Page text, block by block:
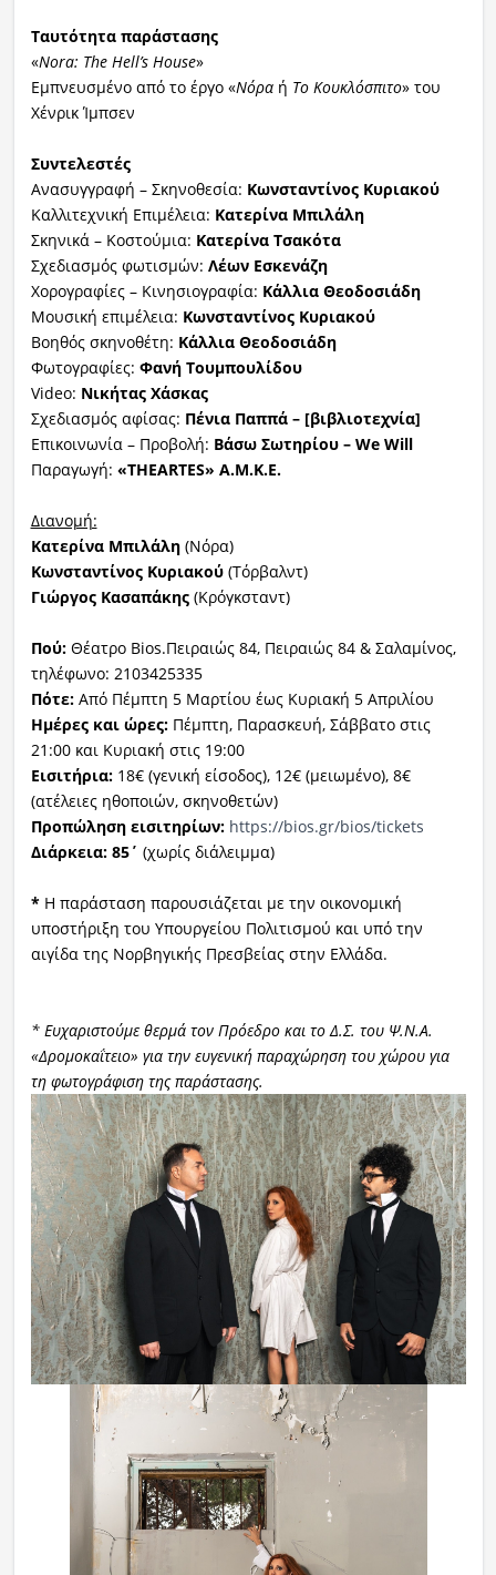
Ταυτότητα παράστασης
«Nora: The Hell’s House»
Εμπνευσμένο από το έργο «Νόραή Το Κουκλόσπιτο» του
Χένρικ Ίμπσεν
Συντελεστές
Ανασυγγραφή – Σκηνοθεσία: Κωνσταντίνος Κυριακού
Καλλιτεχνική Επιμέλεια: Κατερίνα Μπιλάλη
Σκηνικά – Κοστούμια: Κατερίνα Τσακότα
Σχεδιασμός φωτισμών: Λέων Εσκενάζη
Χορογραφίες – Κινησιογραφία: Κάλλια Θεοδοσιάδη
Μουσική επιμέλεια: Κωνσταντίνος Κυριακού
Βοηθός σκηνοθέτη: Κάλλια Θεοδοσιάδη
Φωτογραφίες: Φανή Τουμπουλίδου
Video: Νικήτας Χάσκας
Σχεδιασμός αφίσας: Πένια Παππά – [βιβλιοτεχνία]
Επικοινωνία – Προβολή: Βάσω Σωτηρίου – We Will
Παραγωγή: «THEARTES» Α.Μ.Κ.Ε.
Διανομή:
Κατερίνα Μπιλάλη (Νόρα)
Κωνσταντίνος Κυριακού (Τόρβαλντ)
Γιώργος Κασαπάκης (Κρόγκσταντ)
Πού:Θέατρο Bios.Πειραιώς 84, Πειραιώς 84 & Σαλαμίνος,
τηλέφωνο: 2103425335
Πότε:Από Πέμπτη 5 Μαρτίου έως Κυριακή 5 Απριλίου
Ημέρες και ώρες:Πέμπτη, Παρασκευή, Σάββατο στις
21:00 και Κυριακή στις 19:00
Εισιτήρια:18€ (γενική είσοδος), 12€ (μειωμένο), 8€
(ατέλειες ηθοποιών, σκηνοθετών)
Προπώληση εισιτηρίων: https://bios.gr/bios/tickets
Διάρκεια: 85΄ (χωρίς διάλειμμα)
* Η παράσταση παρουσιάζεται με την οικονομική
υποστήριξη του Υπουργείου Πολιτισμού και υπό την
αιγίδα της Νορβηγικής Πρεσβείας στην Ελλάδα.
* Ευχαριστούμε θερμά τον Πρόεδρο και το Δ.Σ. του Ψ.Ν.Α.
«Δρομοκαΐτειο» για την ευγενική παραχώρηση του χώρου για
τη φωτογράφιση της παράστασης.